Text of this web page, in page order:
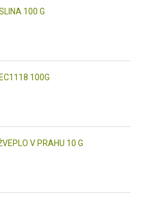
100 G
100G
V PRAHU 10 G